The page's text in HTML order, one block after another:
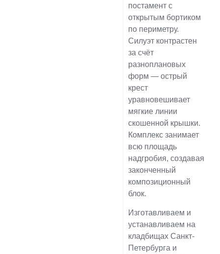
постамент с
открытым бортиком
по периметру.
Силуэт контрастен
за счёт
разноплановых
форм — острый
крест
уравновешивает
мягкие линии
скошенной крышки.
Комплекс занимает
всю площадь
надгробия, создавая
законченный
композиционный
блок.
Изготавливаем и
устанавливаем на
кладбищах Санкт-
Петербурга и